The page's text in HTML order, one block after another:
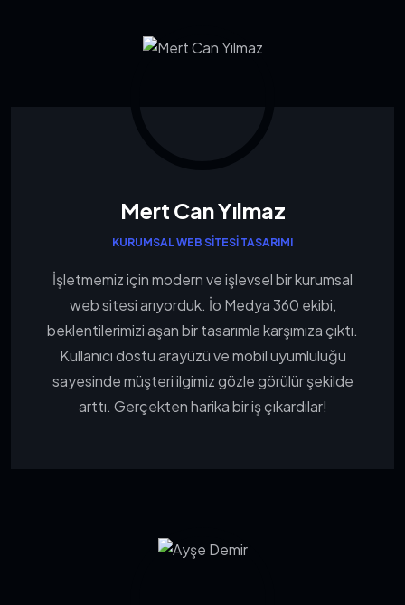
Mert Can Yılmaz
KURUMSAL WEB SITESI TASARIMI
İşletmemiz için modern ve işlevsel bir kurumsal
web sitesi arıyorduk. İo Medya 360 ekibi,
beklentilerimizi aşan bir tasarımla karşımıza çıktı.
Kullanıcı dostu arayüzü ve mobil uyumluluğu
sayesinde müşteri ilgimiz gözle görülür şekilde
arttı. Gerçekten harika bir iş çıkardılar!